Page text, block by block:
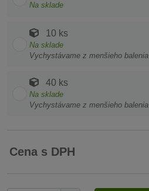
Na sklade
10 ks
Na sklade
Vychystávame z menšieho balenia
40 ks
Na sklade
Vychystávame z menšieho balenia
Cena s DPH